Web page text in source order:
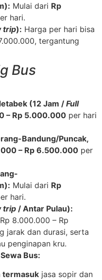
Mulai dari Rp
hari.
trip): Harga per hari bisa
tergantung
Bus
(12 Jam / Full
– Rp 5.000.000 per hari
Bandung/Puncak,
– Rp 6.500.000 per
Mulai dari Rp
hari.
trip / Antar Pulau):
8.000.000 – Rp
jarak dan durasi, serta
penginapan kru.
Bus:
termasuk jasa sopir dan